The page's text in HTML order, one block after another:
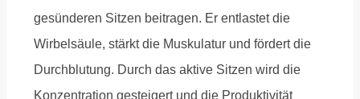
gesünderen Sitzen beitragen. Er entlastet die
Wirbelsäule, stärkt die Muskulatur und fördert die
Durchblutung. Durch das aktive Sitzen wird die
Konzentration gesteigert und die Produktivität